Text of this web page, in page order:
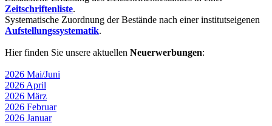
Zeitschriftenliste.
Systematische Zuordnung der Bestände nach einer institutseigenen
Aufstellungssystematik.
Hier finden Sie unsere aktuellen Neuerwerbungen:
2026 Mai/Juni
2026 April
2026 März
2026 Februar
2026 Januar